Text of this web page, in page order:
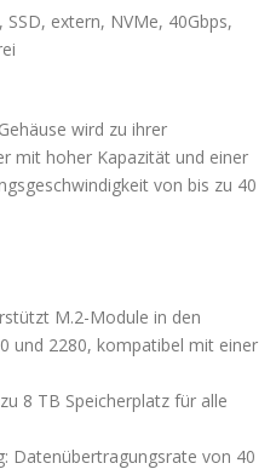
wird zu ihrer
mit hoher Kapazität und einer
von bis zu 40
M.2-Module in den
und 2280, kompatibel mit einer
8 TB Speicherplatz für alle
Datenübertragungsrate von 40